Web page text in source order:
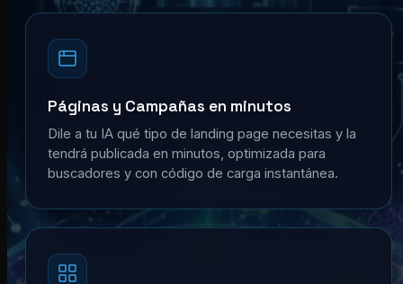
Páginas y Campañas en minutos
Dile a tu IA qué tipo de landing page necesitas y la
tendrá publicada en minutos, optimizada para
buscadores y con código de carga instantánea.